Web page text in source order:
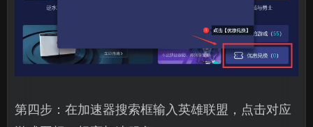
第四步：在加速器搜索框输入英雄联盟，点击对应